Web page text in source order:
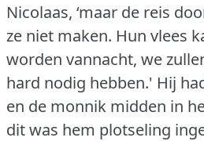
Nicolaas, ‘maar de reis
ze niet maken. Hun vlees
worden vannacht, we
hard nodig hebben.' Hij
en de monnik midden in
dit was hem plotseling